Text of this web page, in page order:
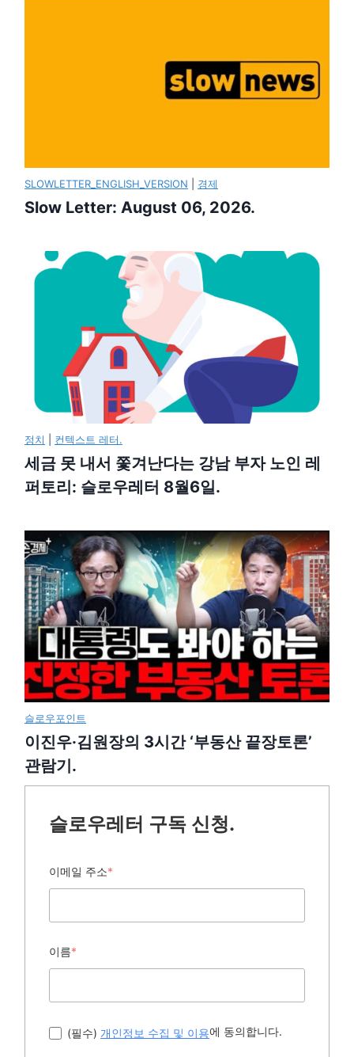
SLOWLETTER_ENGLISH_VERSION 경제
Slow Letter: August 06, 2026.
정치 컨텍스트 레터.
세금 못 내서 쫓겨난다는 강남 부자 노인 레
퍼토리: 슬로우레터 8월6일.
슬로우포인트
이진우·김원장의 3시간 ‘부동산 끝장토론’
관람기.
슬로우레터 구독 신청.
이메일 주소*
이름*
(필수) 개인정보 수집 및 이용에 동의합니다.